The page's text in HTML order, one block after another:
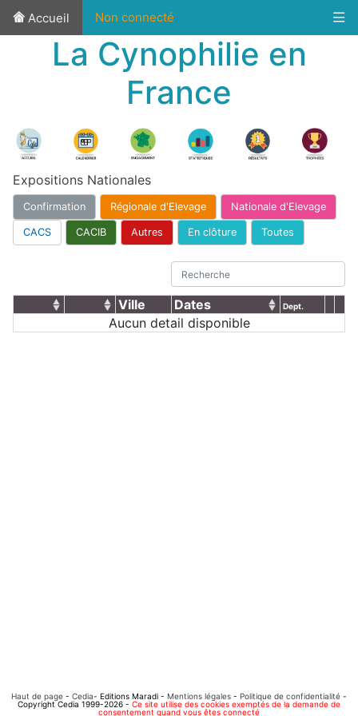
Accueil Non connecté
La Cynophilie en
France
Expositions Nationales
Confirmation Régionale d'Elevage Nationale d'Elevage
CACS CACIB Autres En clôture Toutes
Ville Dates Dept.
Aucun detail disponible
Haut de page - Cedia- Editions Maradi - Mentions légales - Politique de confidentialité -
Copyright Cedia 1999-2026 - Ce site utilise des cookies exemptés de la demande de
consentement quand vous êtes connecté